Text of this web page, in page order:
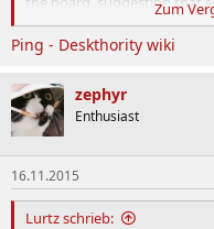
in some way.
There have been
from certain keyboards,
after it was first released,
expected and normal
solutions have been
level of ping in individual
the way that the main
switch.
Zum
Ping - Deskthority wiki
zephyr
Enthusiast
16.11.2015
Lurtz schrieb: